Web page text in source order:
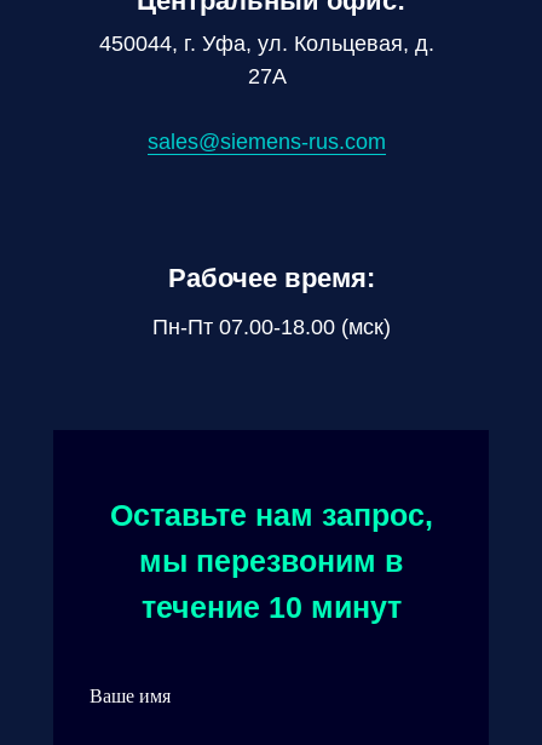
Оставьте нам запрос,
мы перезвоним в
течение 10 минут
Ваше имя
450044, г. Уфа, ул. Кольцевая, д.
27А
sales@siemens-rus.com
Пн-Пт 07.00-18.00 (мск)
Рабочее время: